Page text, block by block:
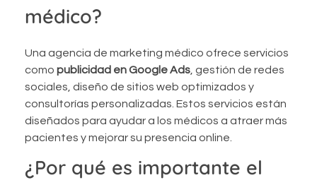
médico?
Una agencia de marketing médico ofrece servicios
como publicidad en Google Ads, gestión de redes
sociales, diseño de sitios web optimizados y
consultorías personalizadas. Estos servicios están
diseñados para ayudar a los médicos a atraer más
pacientes y mejorar su presencia online.
¿Por qué es importante el